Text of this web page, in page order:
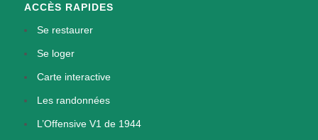
ACCÈS RAPIDES
Se restaurer
Se loger
Carte interactive
Les randonnées
L’Offensive V1 de 1944